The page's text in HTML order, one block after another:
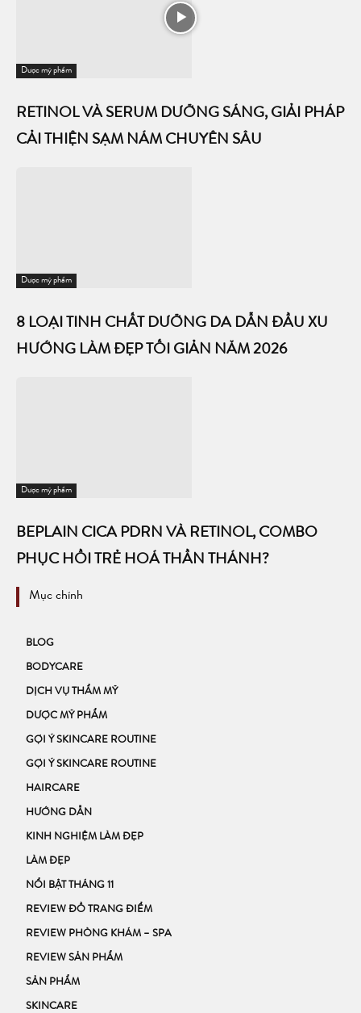
Dược mỹ phẩm
RETINOL VÀ SERUM DƯỠNG SÁNG, GIẢI PHÁP
CẢI THIỆN SẠM NÁM CHUYÊN SÂU
Dược mỹ phẩm
8 LOẠI TINH CHẤT DƯỠNG DA DẪN ĐẦU XU
HƯỚNG LÀM ĐẸP TỐI GIẢN NĂM 2026
Dược mỹ phẩm
BEPLAIN CICA PDRN VÀ RETINOL, COMBO
PHỤC HỒI TRẺ HOÁ THẦN THÁNH?
Mục chính
BLOG
BODYCARE
DỊCH VỤ THẨM MỸ
DƯỢC MỸ PHẨM
GỢI Ý SKINCARE ROUTINE
GỢI Ý SKINCARE ROUTINE
HAIRCARE
HƯỚNG DẪN
KINH NGHIỆM LÀM ĐẸP
LÀM ĐẸP
NỔI BẬT THÁNG 11
REVIEW ĐỒ TRANG ĐIỂM
REVIEW PHÒNG KHÁM – SPA
REVIEW SẢN PHẨM
SẢN PHẨM
SKINCARE